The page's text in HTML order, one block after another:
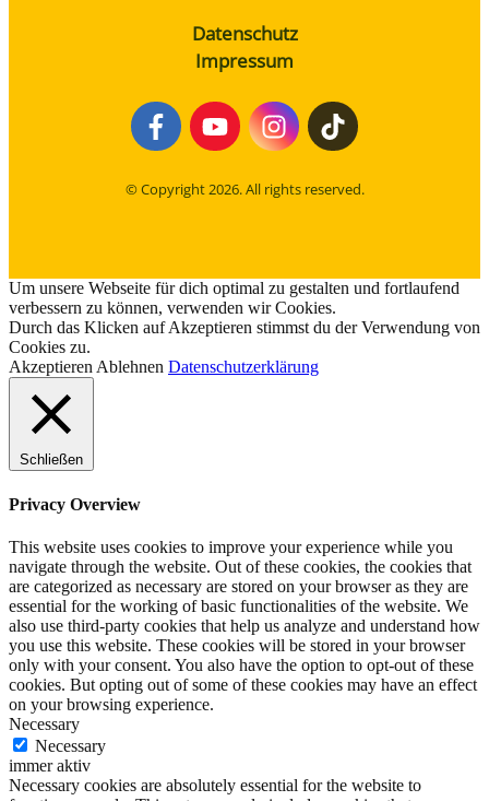
Datenschutz
Impressum
© Copyright2026. All rights reserved.
Um unsere Webseite für dich optimal zu gestalten und fortlaufend
verbessern zu können, verwenden wir Cookies.
Durch das Klicken auf Akzeptieren stimmst du der Verwendung von
Cookies zu.
AkzeptierenAblehnen Datenschutzerklärung
Schließen
Privacy Overview
This website uses cookies to improve your experience while you
navigate through the website. Out of these cookies, the cookies that
are categorized as necessary are stored on your browser as they are
essential for the working of basic functionalities of the website. We
also use third-party cookies that help us analyze and understand how
you use this website. These cookies will be stored in your browser
only with your consent. You also have the option to opt-out of these
cookies. But opting out of some of these cookies may have an effect
on your browsing experience.
Necessary
Necessary
immer aktiv
Necessary cookies are absolutely essential for the website to